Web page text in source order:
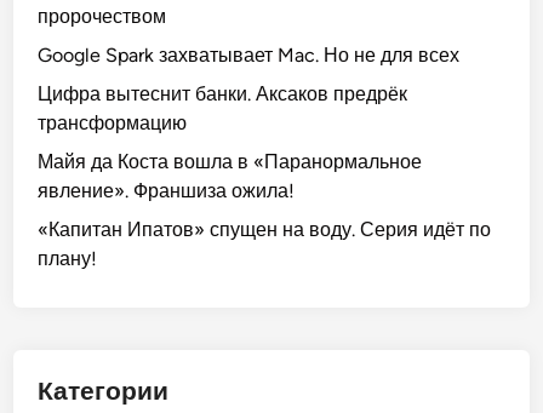
пророчеством
Google Spark захватывает Mac. Но не для всех
Цифра вытеснит банки. Аксаков предрёк
трансформацию
Майя да Коста вошла в «Паранормальное
явление». Франшиза ожила!
«Капитан Ипатов» спущен на воду. Серия идёт по
плану!
Категории